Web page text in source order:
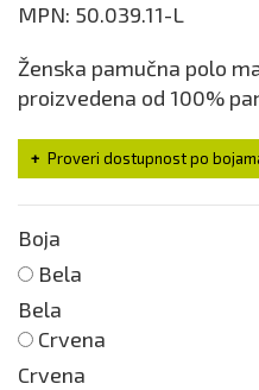
MPN: 50.039.11-L
Ženska pamučna polo
proizvedena od 100%
Proveri dostupnost po
Boja
Bela
Bela
Crvena
Crvena